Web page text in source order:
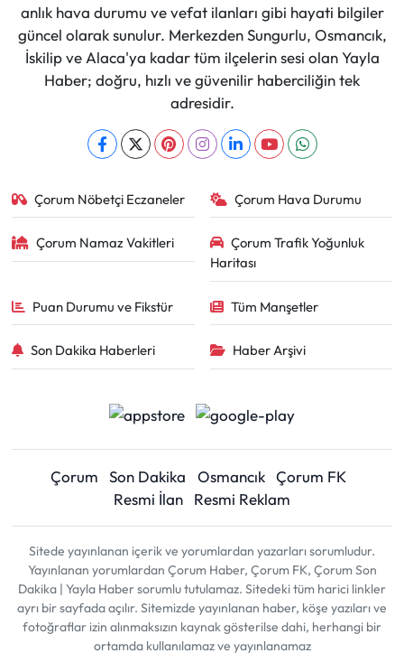
anlık hava durumu ve vefat ilanları gibi hayati bilgiler
güncel olarak sunulur. Merkezden Sungurlu, Osmancık,
İskilip ve Alaca'ya kadar tüm ilçelerin sesi olan Yayla
Haber; doğru, hızlı ve güvenilir haberciliğin tek
adresidir.
Çorum Nöbetçi Eczaneler Çorum Hava Durumu
Çorum Namaz Vakitleri
Çorum Trafik Yoğunluk
Haritası
Puan Durumu ve Fikstür Tüm Manşetler
Son Dakika Haberleri Haber Arşivi
Çorum Son Dakika Osmancık Çorum FK
Resmi İlan
Resmi Reklam
Sitede yayınlanan içerik ve yorumlardan yazarları sorumludur.
Yayınlanan yorumlardan Çorum Haber, Çorum FK, Çorum Son
Dakika | Yayla Haber sorumlu tutulamaz. Sitedeki tüm harici linkler
ayrı bir sayfada açılır. Sitemizde yayınlanan haber, köşe yazıları ve
fotoğraflar izin alınmaksızın kaynak gösterilse dahi, herhangi bir
ortamda kullanılamaz ve yayınlanamaz